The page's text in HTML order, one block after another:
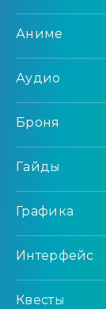
Аниме
Аудио
Броня
Гайды
Графика
Интерфейс
Квесты